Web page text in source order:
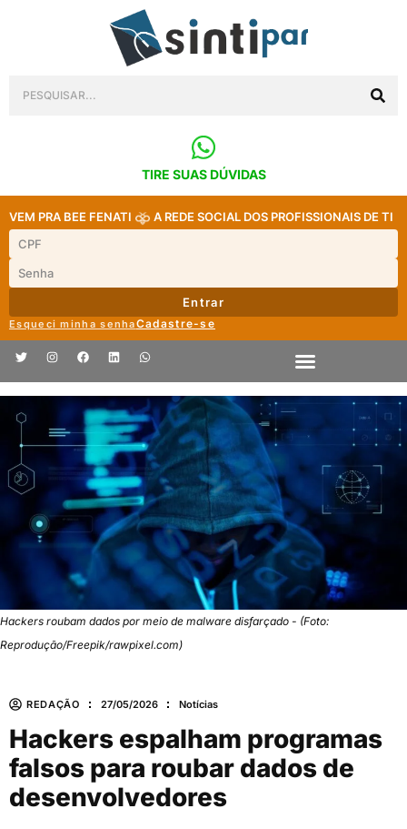
TIRE SUAS DÚVIDAS
VEM PRA BEE FENATI A REDE SOCIAL DOS PROFISSIONAIS DE TI
Entrar
Esqueci minha senhaCadastre-se
Hackers roubam dados por meio de malware disfarçado - (Foto:
Reprodução/Freepik/rawpixel.com)
REDAÇÃO 27/05/2026 Notícias
Hackers espalham programas
falsos para roubar dados de
desenvolvedores